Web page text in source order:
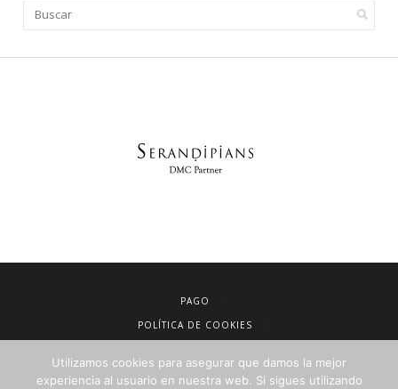
PAGO
POLÍTICA DE COOKIES
CONDICIONES DE VENTA
Utilizamos cookies para asegurar que damos la mejor
experiencia al usuario en nuestra web. Si sigues utilizando